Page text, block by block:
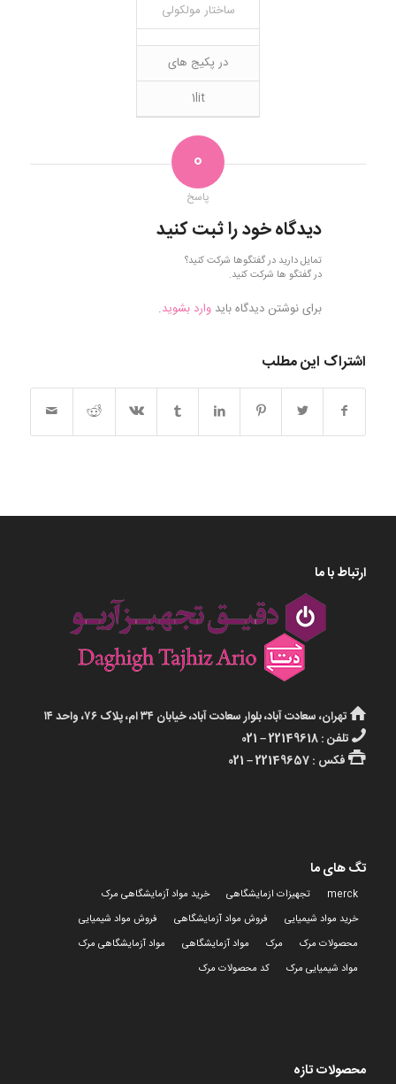
ساختار مولکولی
در پکیج های
1lit
0
پاسخ
دیدگاه خود را ثبت کنید
تمایل دارید در گفتگوها شرکت کنید؟
در گفتگو ها شرکت کنید.
برای نوشتن دیدگاه باید وارد بشوید.
اشتراک این مطلب
ارتباط با ما
تهران، سعادت آباد، بلوار سعادت آباد، خیابان ۳۴ ام، پلاک ۷۶، واحد ۱۴
تلفن : 22149618 – 021
فکس : 22149657 – 021
تگ های ما
merck تجهیزات ازمایشگاهی
خرید مواد آزمایشگاهی مرک
خرید مواد شیمیایی
فروش مواد آزمایشگاهی
فروش مواد شیمیایی
محصولات مرک
مرک مواد آزمایشگاهی
مواد آزمایشگاهی مرک
مواد شیمیایی مرک
کد محصولات مرک
محصولات تازه